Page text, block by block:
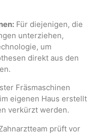
Für diejenigen, die
unterziehen,
um
direkt aus den
Fräsmaschinen
eigenen Haus erstellt
verkürzt werden.
prüft vor